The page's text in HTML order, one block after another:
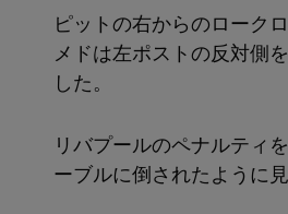
ピットの右からのローク
メドは左ポストの反対側
した。
リバプールのペナルティ
ーブルに倒されたように